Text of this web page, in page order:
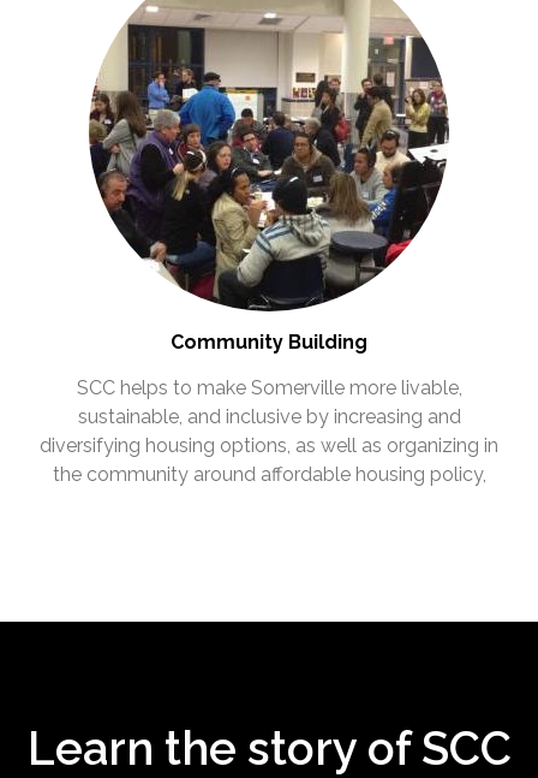
Community Building
SCC helps to make Somerville more livable,
sustainable, and inclusive by increasing and
diversifying housing options, as well as organizing in
the community around affordable housing policy,
Learn the story of SCC